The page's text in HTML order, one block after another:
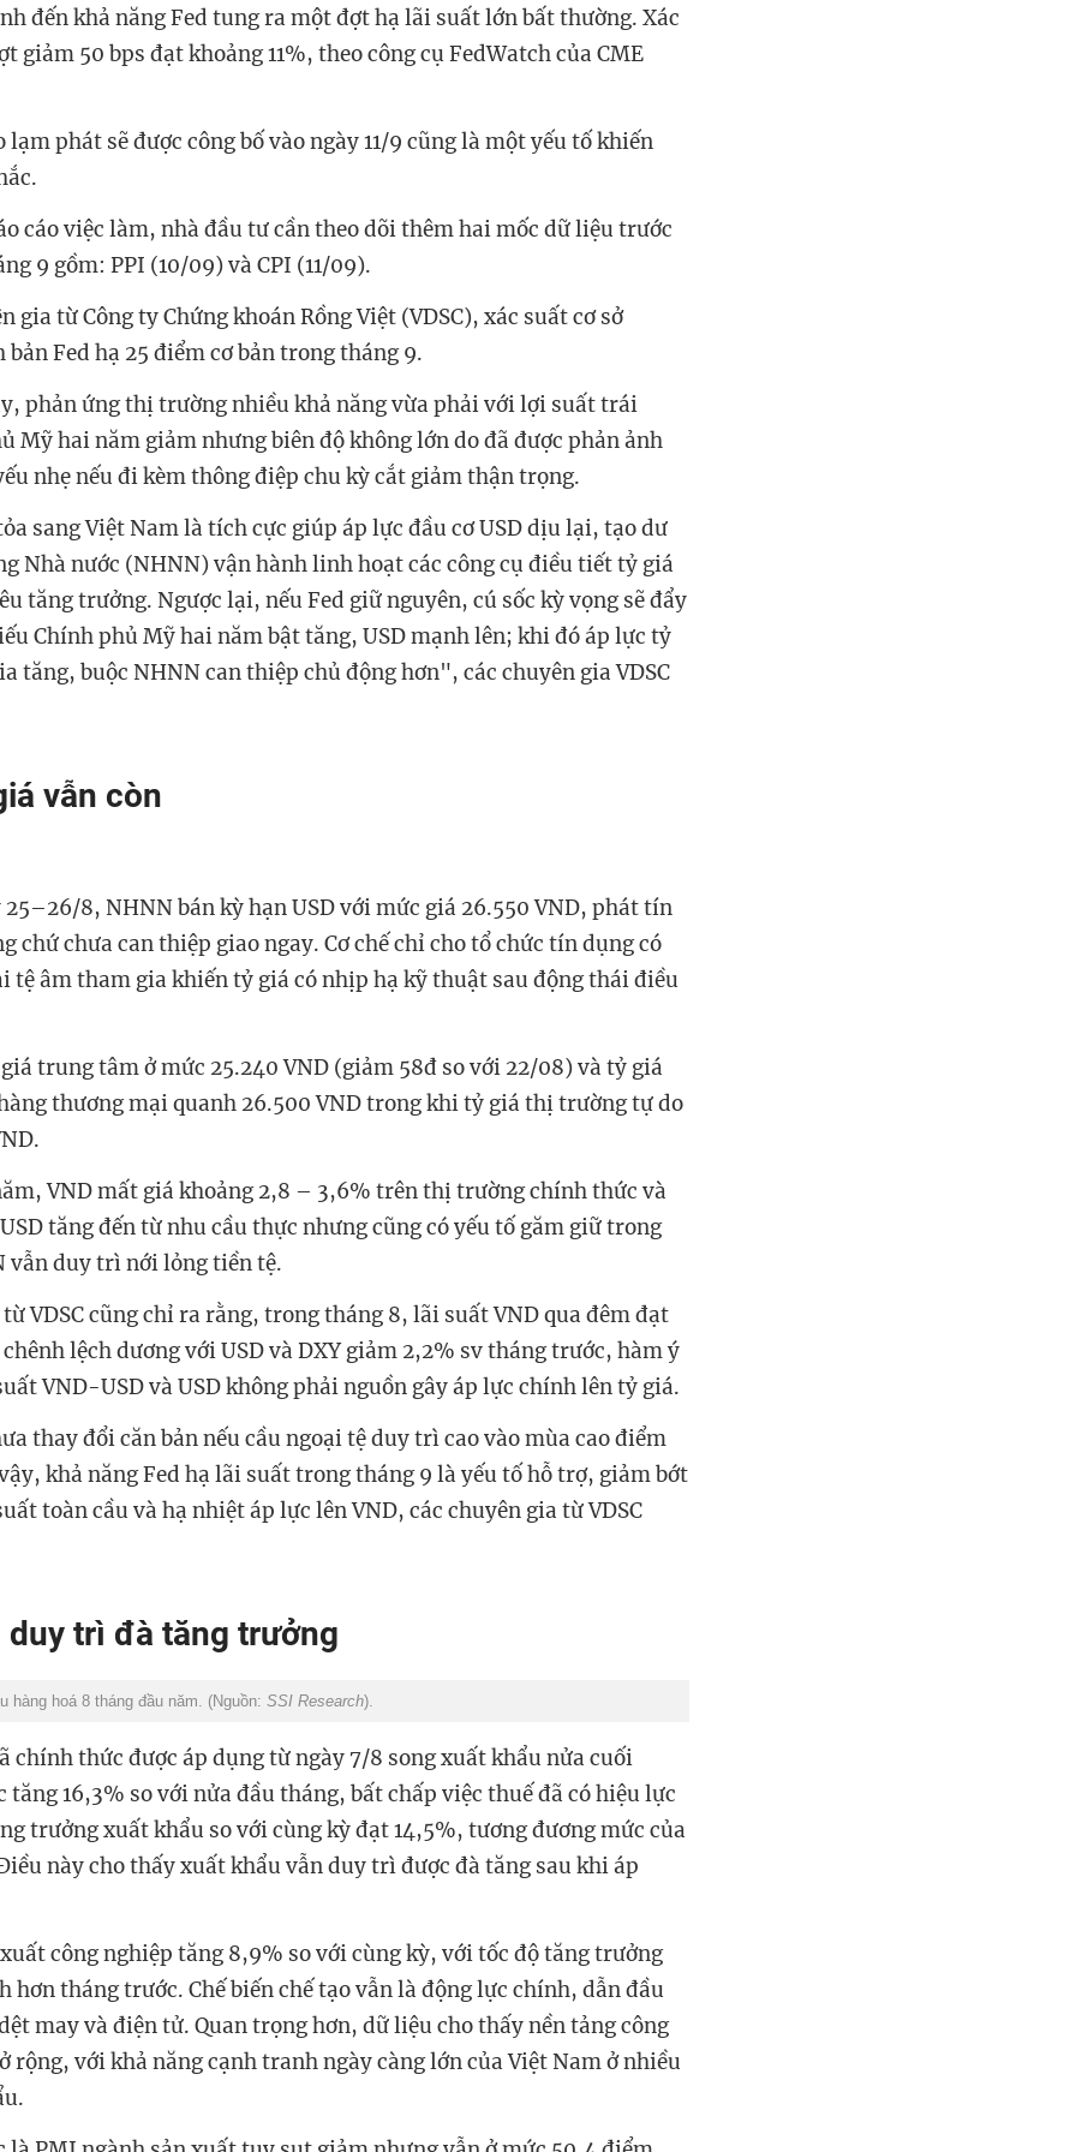
đến khả năng Fed tung ra một đợt hạ lãi suất lớn bất thường. Xác
giảm 50 bps đạt khoảng 11%, theo công cụ FedWatch của CME
lạm phát sẽ được công bố vào ngày 11/9 cũng là một yếu tố khiến
cáo việc làm, nhà đầu tư cần theo dõi thêm hai mốc dữ liệu trước
9 gồm: PPI (10/09) và CPI (11/09).
gia từ Công ty Chứng khoán Rồng Việt (VDSC), xác suất cơ sở
bản Fed hạ 25 điểm cơ bản trong tháng 9.
phản ứng thị trường nhiều khả năng vừa phải với lợi suất trái
Mỹ hai năm giảm nhưng biên độ không lớn do đã được phản ảnh
nhẹ nếu đi kèm thông điệp chu kỳ cắt giảm thận trọng.
sang Việt Nam là tích cực giúp áp lực đầu cơ USD dịu lại, tạo dư
Nhà nước (NHNN) vận hành linh hoạt các công cụ điều tiết tỷ giá
tăng trưởng. Ngược lại, nếu Fed giữ nguyên, cú sốc kỳ vọng sẽ đẩy
Chính phủ Mỹ hai năm bật tăng, USD mạnh lên; khi đó áp lực tỷ
tăng, buộc NHNN can thiệp chủ động hơn", các chuyên gia VDSC
vẫn còn
8, NHNN bán kỳ hạn USD với mức giá 26.550 VND, phát tín
chứ chưa can thiệp giao ngay. Cơ chế chỉ cho tổ chức tín dụng có
tệ âm tham gia khiến tỷ giá có nhịp hạ kỹ thuật sau động thái điều
trung tâm ở mức 25.240 VND (giảm 58đ so với 22/08) và tỷ giá
thương mại quanh 26.500 VND trong khi tỷ giá thị trường tự do
VND mất giá khoảng 2,8 – 3,6% trên thị trường chính thức và
tăng đến từ nhu cầu thực nhưng cũng có yếu tố găm giữ trong
vẫn duy trì nới lỏng tiền tệ.
VDSC cũng chỉ ra rằng, trong tháng 8, lãi suất VND qua đêm đạt
lệch dương với USD và DXY giảm 2,2% sv tháng trước, hàm ý
VND-USD và USD không phải nguồn gây áp lực chính lên tỷ giá.
thay đổi căn bản nếu cầu ngoại tệ duy trì cao vào mùa cao điểm
khả năng Fed hạ lãi suất trong tháng 9 là yếu tố hỗ trợ, giảm bớt
toàn cầu và hạ nhiệt áp lực lên VND, các chuyên gia từ VDSC
duy trì đà tăng trưởng
hàng hoá 8 tháng đầu năm. (Nguồn: SSI Research).
chính thức được áp dụng từ ngày 7/8 song xuất khẩu nửa cuối
tăng 16,3% so với nửa đầu tháng, bất chấp việc thuế đã có hiệu lực
trưởng xuất khẩu so với cùng kỳ đạt 14,5%, tương đương mức của
này cho thấy xuất khẩu vẫn duy trì được đà tăng sau khi áp
công nghiệp tăng 8,9% so với cùng kỳ, với tốc độ tăng trưởng
hơn tháng trước. Chế biến chế tạo vẫn là động lực chính, dẫn đầu
may và điện tử. Quan trọng hơn, dữ liệu cho thấy nền tảng công
rộng, với khả năng cạnh tranh ngày càng lớn của Việt Nam ở nhiều